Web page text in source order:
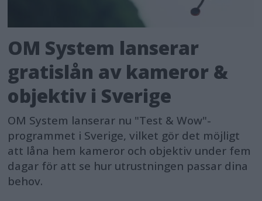
OM System lanserar
gratislån av kameror &
objektiv i Sverige
OM System lanserar nu "Test & Wow"-
programmet i Sverige, vilket gör det möjligt
att låna hem kameror och objektiv under fem
dagar för att se hur utrustningen passar dina
behov.